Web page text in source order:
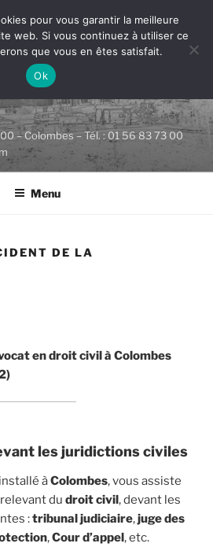
– Colombes – Tél. : 01 56 83 73 00
Menu
DE LA
en droit civil à Colombes
les juridictions civiles
àColombes, vous assiste
du droit civil, devant les
:tribunal judiciaire,juge des
,Cour d’appel, etc.
pour vous garantir la meilleure
web. Si vous continuez à utiliser ce
que vous en êtes satisfait.
Ok